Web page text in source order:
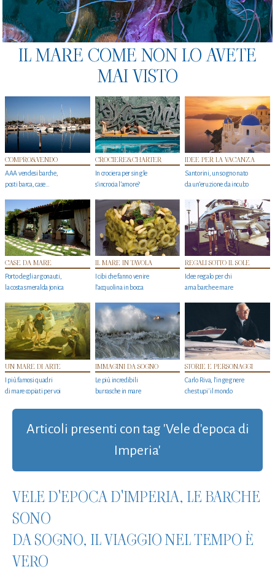
IL MARE COME NON LO AVETE
MAI VISTO
COMPRO&VENDO
AAA vendesi barche,
posti barca, case…
CROCIERE&CHARTER
In crociera per single
s'incrocia l’amore?
IDEE PER LA VACANZA
Santorini, un sogno nato
da un’eruzione da incubo
CASE DA MARE
Porto degli argonauti,
la costa smeralda jonica
IL MARE IN TAVOLA
I cibi che fanno venire
l’acquolina in bocca
REGALI SOTTO IL SOLE
Idee regalo per chi
ama barche e mare
UN MARE DI ARTE
I più famosi quadri
di mare copiati per voi
IMMAGINI DA SOGNO
Le più incredibili
burrasche in mare
STORIE E PERSONAGGI
Carlo Riva, l’ingegnere
che stupi' il mondo
Articoli presenti con tag 'Vele d'epoca di
Imperia'
VELE D'EPOCA D'IMPERIA, LE BARCHE
SONO
DA SOGNO, IL VIAGGIO NEL TEMPO È
VERO